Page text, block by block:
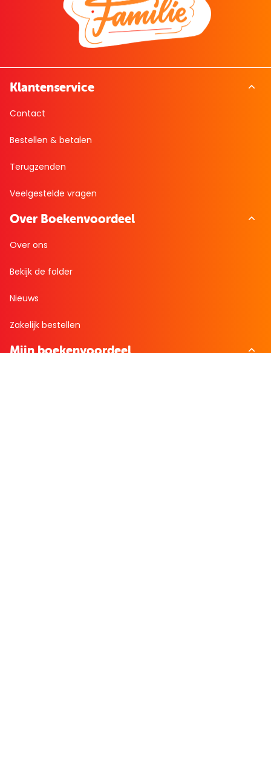
Klantenservice
Contact
Bestellen & betalen
Terugzenden
Veelgestelde vragen
Over Boekenvoordeel
Over ons
Bekijk de folder
Nieuws
Zakelijk bestellen
Mijn boekenvoordeel